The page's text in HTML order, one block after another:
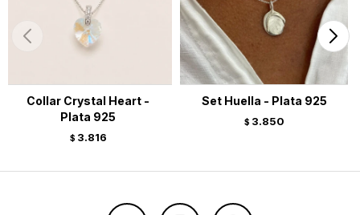
Collar Crystal Heart -
Plata 925
$ 3.816
Set Huella - Plata 925
$ 3.850